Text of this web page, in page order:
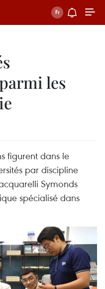
les
figurent dans le
par discipline
Symonds
spécialisé dans